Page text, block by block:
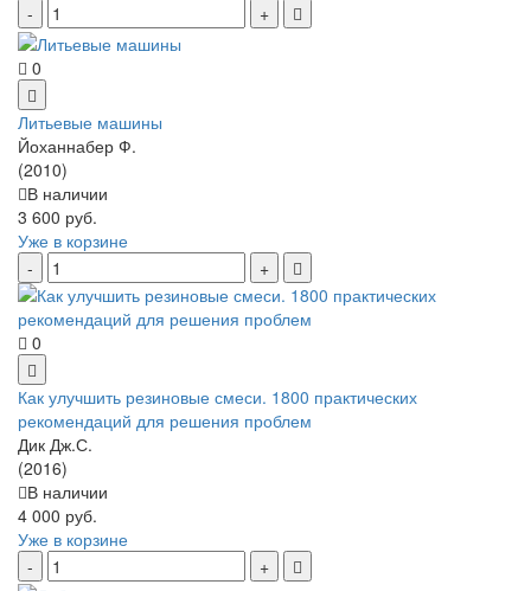
0
Литьевые машины
Йоханнабер Ф.
(2010)
В наличии
3 600 руб.
Уже в корзине
0
Как улучшить резиновые смеси. 1800 практических
рекомендаций для решения проблем
Дик Дж.С.
(2016)
В наличии
4 000 руб.
Уже в корзине